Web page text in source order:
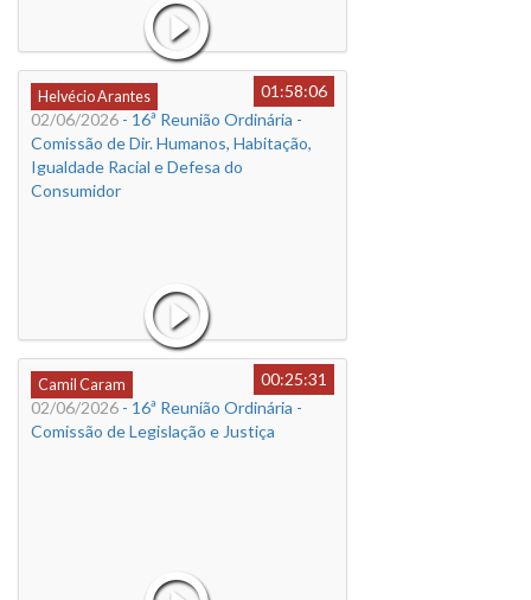
Helvécio Arantes
01:58:06
02/06/2026 - 16ª Reunião Ordinária -
Comissão de Dir. Humanos, Habitação,
Igualdade Racial e Defesa do
Consumidor
Camil Caram
00:25:31
02/06/2026 - 16ª Reunião Ordinária -
Comissão de Legislação e Justiça